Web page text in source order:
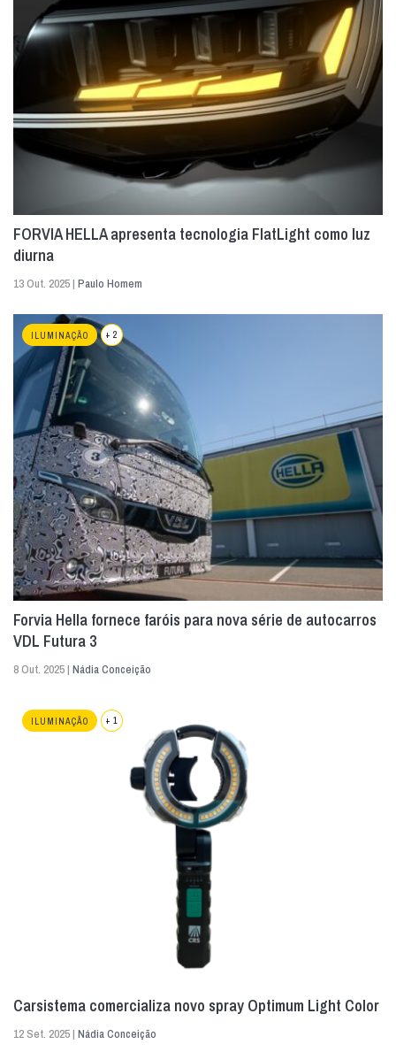
FORVIA HELLA apresenta tecnologia FlatLight como luz
diurna
13 Out. 2025 | Paulo Homem
ILUMINAÇÃO + 2
Forvia Hella fornece faróis para nova série de autocarros
VDL Futura 3
8 Out. 2025 | Nádia Conceição
ILUMINAÇÃO + 1
Carsistema comercializa novo spray Optimum Light Color
12 Set. 2025 | Nádia Conceição